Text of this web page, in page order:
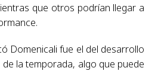
que otros podrían llegar a
Domenicali fue el del desarrollo
la temporada, algo que puede